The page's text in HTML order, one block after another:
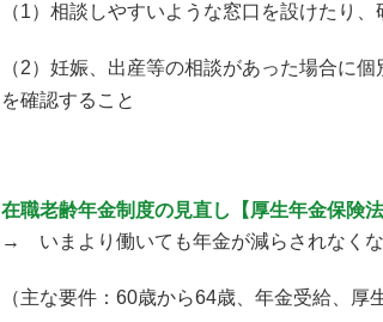
（1）相談しやすいような窓口を設けたり
（2）妊娠、出産等の相談があった場合に
を確認すること
在職老齢年金制度の見直し【厚生年金保険法
→ いまより働いても年金が減らされなくな
（主な要件：60歳から64歳、年金受給、厚